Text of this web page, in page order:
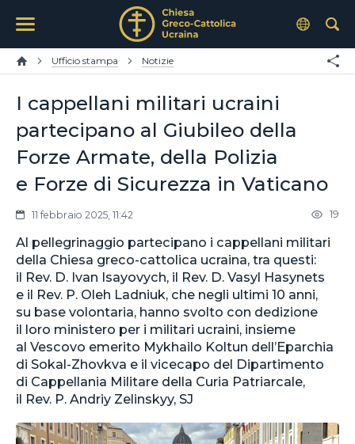
Ufficio stampa Notizie
I cappellani militari ucraini
partecipano al Giubileo della
Forze Armate, della Polizia
e Forze di Sicurezza in Vaticano
11 febbraio 2025, 11:42 19
Al pellegrinaggio partecipano i cappellani militari
della Chiesa greco-cattolica ucraina, tra questi:
il Rev. D. Ivan Isayovych, il Rev. D. Vasyl Hasynets
e il Rev. P. Oleh Ladniuk, che negli ultimi 10 anni,
su base volontaria, hanno svolto con dedizione
il loro ministero per i militari ucraini, insieme
al Vescovo emerito Mykhailo Koltun dell’Eparchia
di Sokal-Zhovkva e il vicecapo del Dipartimento
di Cappellania Militare della Curia Patriarcale,
il Rev. P. Andriy Zelinskyy, SJ